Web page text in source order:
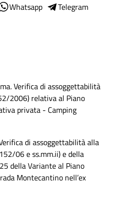
Whatsapp
Telegram
Verifica di assoggettabilità
2006) relativa al Piano
privata - Camping
di assoggettabilità alla
06 e ss.mm.ii) e della
della Variante al Piano
Montecantino nell’ex